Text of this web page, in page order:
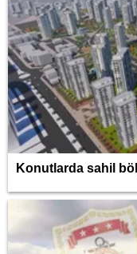
Konutlarda sahil